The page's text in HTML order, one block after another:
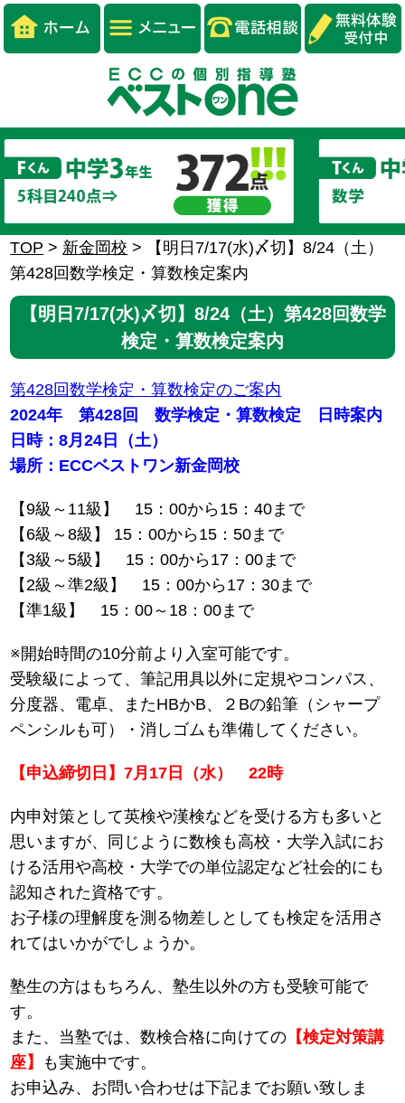
TOP > 新金岡校 >
【明日7/17(水)〆切】8/24（土）
第428回数学検定・算数検定案内
【明日7/17(水)〆切】8/24（土）第428回数学
検定・算数検定案内
第428回数学検定・算数検定のご案内
2024年 第428回 数学検定・算数検定 日時案内
日時：8月24日（土）
場所：ECCベストワン新金岡校
【9級～11級】 15：00から15：40まで
【6級～8級】 15：00から15：50まで
【3級～5級】 15：00から17：00まで
【2級～準2級】 15：00から17：30まで
【準1級】 15：00～18：00まで
※開始時間の10分前より入室可能です。
受験級によって、筆記用具以外に定規やコンパス、
分度器、電卓、またHBかB、２Bの鉛筆（シャープ
ペンシルも可）・消しゴムも準備してください。
【申込締切日】7月17日（水） 22時
内申対策として英検や漢検などを受ける方も多いと
思いますが、同じように数検も高校・大学入試にお
ける活用や高校・大学での単位認定など社会的にも
認知された資格です。
お子様の理解度を測る物差しとしても検定を活用さ
れてはいかがでしょうか。
塾生の方はもちろん、塾生以外の方も受験可能で
す。
また、当塾では、数検合格に向けての 【検定対策講
座】
も実施中です。
お申込み、お問い合わせは下記までお願い致しま